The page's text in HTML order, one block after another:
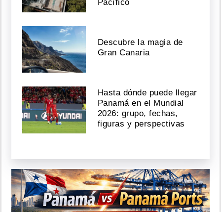
Pacífico
Descubre la magia de
Gran Canaria
Hasta dónde puede llegar
Panamá en el Mundial
2026: grupo, fechas,
figuras y perspectivas